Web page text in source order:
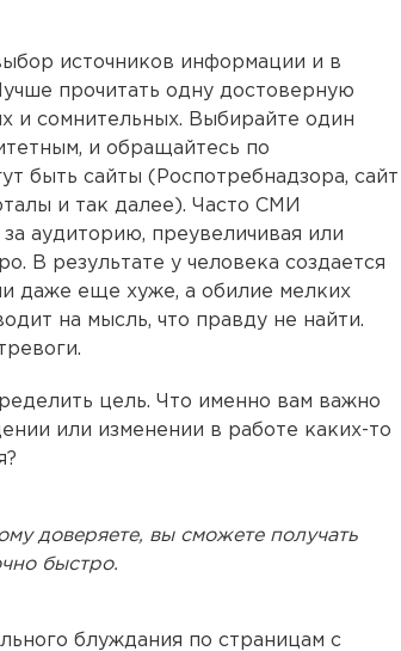
источников информации и в
прочитать одну достоверную
и сомнительных. Выбирайте один
и обращайтесь по
быть сайты (Роспотребнадзора, сайт
и так далее). Часто СМИ
аудиторию, преувеличивая или
В результате у человека создается
даже еще хуже, а обилие мелких
на мысль, что правду не найти.
цель. Что именно вам важно
или изменении в работе каких-то
доверяете, вы сможете получать
быстро.
блуждания по страницам с